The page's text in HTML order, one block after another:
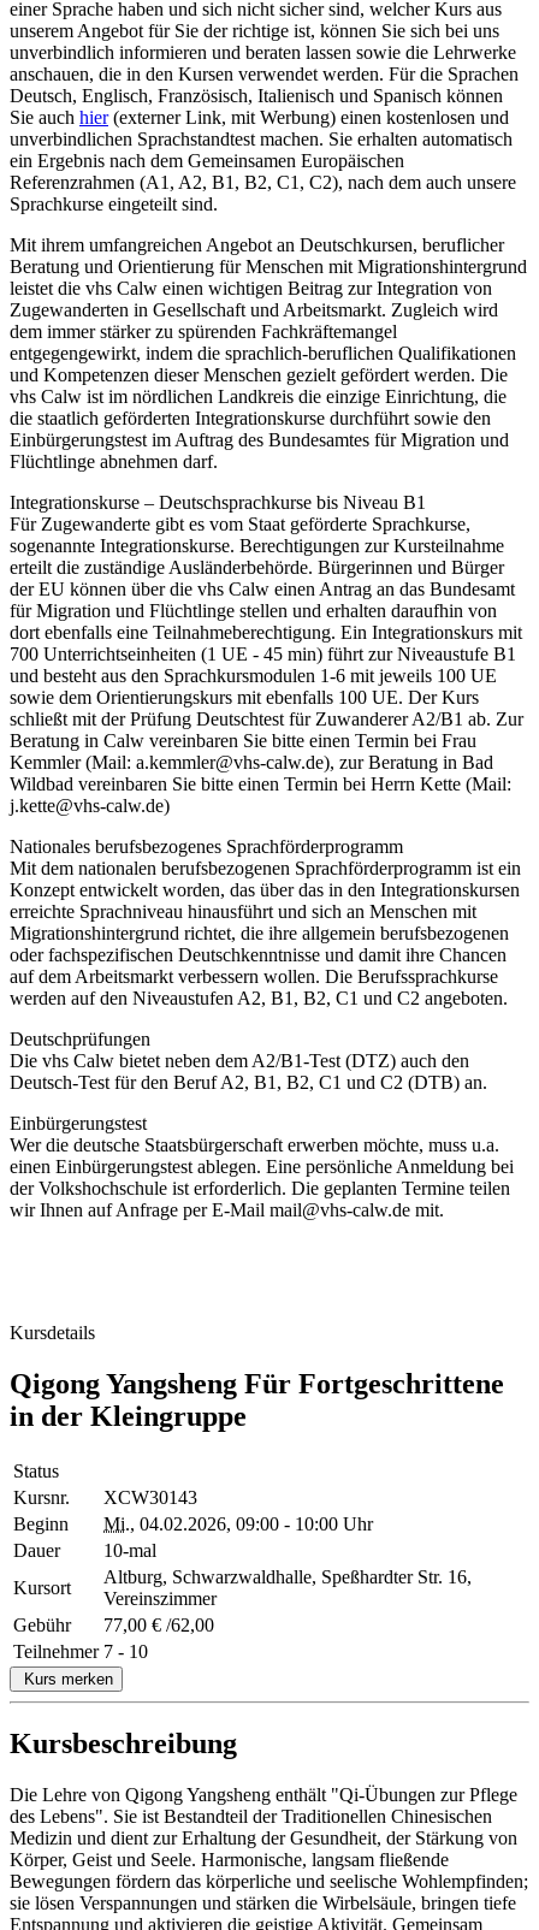
einer Sprache haben und sich nicht sicher sind, welcher Kurs aus
unserem Angebot für Sie der richtige ist, können Sie sich bei uns
unverbindlich infor­mieren und beraten lassen sowie die Lehrwerke
anschauen, die in den Kursen verwendet werden. Für die Sprachen
Deutsch, Englisch, Französisch, Italienisch und Spanisch können
Sie auch hier(externer Link, mit Werbung) einen kostenlosen und
unverbindlichen Sprachstandtest machen. Sie erhalten automatisch
ein Ergebnis nach dem Gemeinsamen Europäischen
Referenzrahmen (A1, A2, B1, B2, C1, C2), nach dem auch unsere
Sprachkurse eingeteilt sind.
Mit ihrem umfangreichen Angebot an Deutschkursen, beruflicher
Beratung und Orientierung für Menschen mit Migrationshintergrund
leistet die vhs Calw einen wichtigen Beitrag zur Integration von
Zugewanderten in Gesellschaft und Arbeitsmarkt. Zugleich wird
dem immer stärker zu spürenden Fachkräftemangel
entgegengewirkt, indem die sprachlich-beruflichen Qualifikationen
und Kompetenzen dieser Menschen gezielt gefördert werden. Die
vhs Calw ist im nördlichen Landkreis die einzige Einrichtung, die
die staatlich geförderten Integrationskurse durchführt sowie den
Einbürgerungstest im Auftrag des Bundesamtes für Migration und
Flüchtlinge abnehmen darf.
Integrationskurse – Deutschsprachkurse bis Niveau B1
Für Zugewanderte gibt es vom Staat geförderte Sprachkurse,
sogenannte Integrationskurse. Berechtigungen zur Kursteilnahme
erteilt die zuständige Ausländerbehörde. Bürgerinnen und Bürger
der EU können über die vhs Calw einen Antrag an das Bundesamt
für Migration und Flüchtlinge stellen und erhalten daraufhin von
dort ebenfalls eine Teilnahmeberechtigung. Ein Integrationskurs mit
700 Unterrichtseinheiten (1 UE - 45 min) führt zur Niveaustufe B1
und besteht aus den Sprachkursmodulen 1-6 mit jeweils 100 UE
sowie dem Orientierungskurs mit ebenfalls 100 UE. Der Kurs
schließt mit der Prüfung Deutschtest für Zuwanderer A2/B1 ab. Zur
Beratung in Calw vereinbaren Sie bitte einen Termin bei Frau
Kemmler (Mail: a.kemmler@vhs-calw.de), zur Beratung in Bad
Wildbad vereinbaren Sie bitte einen Termin bei Herrn Kette (Mail:
j.kette@vhs-calw.de)
Nationales berufsbezogenes Sprachförderprogramm
Mit dem nationalen berufsbezogenen Sprachförderprogramm ist ein
Konzept entwickelt worden, das über das in den Integrationskursen
erreichte Sprachniveau hinausführt und sich an Menschen mit
Migrationshintergrund richtet, die ihre allgemein berufsbezogenen
oder fachspezifischen Deutschkenntnisse und damit ihre Chancen
auf dem Arbeitsmarkt verbessern wollen. Die Berufssprachkurse
werden auf den Niveaustufen A2, B1, B2, C1 und C2 angeboten.
Deutschprüfungen
Die vhs Calw bietet neben dem A2/B1-Test (DTZ) auch den
Deutsch-Test für den Beruf A2, B1, B2, C1 und C2 (DTB) an.
Einbürgerungstest
Wer die deutsche Staatsbürgerschaft erwerben möchte, muss u.a.
einen Einbürgerungstest ablegen. Eine persönliche Anmeldung bei
der Volkshochschule ist erforderlich. Die geplanten Termine teilen
wir Ihnen auf Anfrage per E-Mail mail@vhs-calw.de mit.
Kursdetails
Qigong Yangsheng Für Fortgeschrittene
in der Kleingruppe
Status
Kursnr.
XCW30143
Beginn
Mi., 04.02.2026, 09:00 - 10:00 Uhr
Dauer
10-mal
Kursort
Altburg, Schwarzwaldhalle, Speßhardter Str. 16,
Vereinszimmer
Gebühr
77,00 € /62,00
Teilnehmer 7 - 10
Kurs merken
Kursbeschreibung
Die Lehre von Qigong Yangsheng enthält "Qi-Übungen zur Pflege
des Lebens". Sie ist Bestandteil der Traditionellen Chinesischen
Medizin und dient zur Erhaltung der Gesundheit, der Stärkung von
Körper, Geist und Seele. Harmonische, langsam fließende
Bewegungen fördern das körperliche und seelische Wohlempfinden;
sie lösen Verspannungen und stärken die Wirbelsäule, bringen tiefe
Entspannung und aktivieren die geistige Aktivität. Gemeinsam